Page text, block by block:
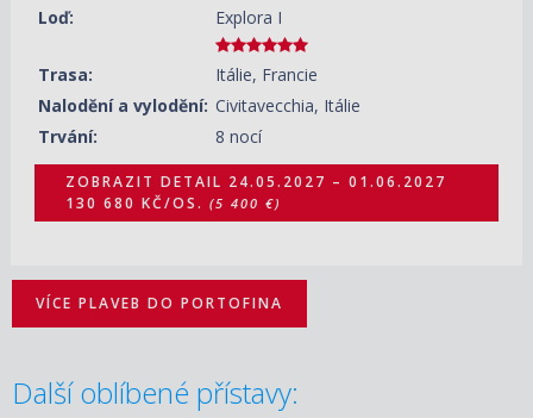
Loď: Explora I
Trasa:
Itálie, Francie
Nalodění a vylodění: Civitavecchia, Itálie
Trvání:
8 nocí
ZOBRAZIT DETAIL 24.05.2027 – 01.06.2027
130 680 KČ/OS. (5 400 €)
VÍCE PLAVEB DO PORTOFINA
Další oblíbené přístavy: